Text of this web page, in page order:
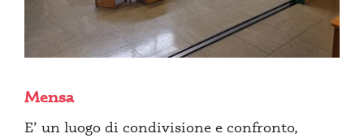
Mensa
E’ un luogo di condivisione e confronto,